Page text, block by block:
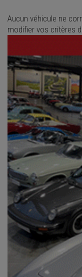
Aucun véhicule ne
modifier vos critères